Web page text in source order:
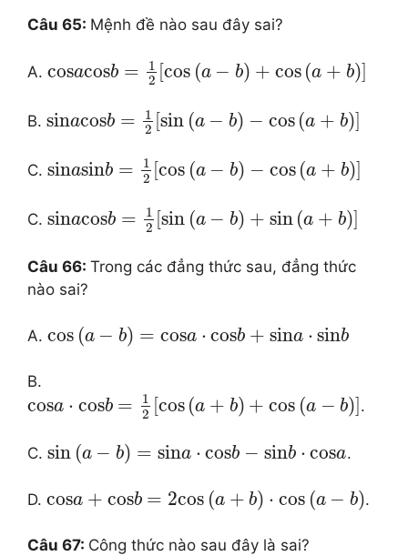
Câu 65: Mệnh đề nào sau đây sai?
A. cosacosb =
1
2 [cos (a − b) + cos (a + b)]
B. sinacosb =
1
2 [sin (a − b) − cos (a + b)]
C. sinasinb =
1
2 [cos (a − b) − cos (a + b)]
C. sinacosb =
1
2 [sin (a − b) + sin (a + b)]
Câu 66: Trong các đẳng thức sau, đẳng thức
nào sai?
A. cos (a − b) = cosa ⋅ cosb + sina ⋅ sinb
B.
cosa ⋅ cosb =
1
2 [cos (a + b) + cos (a − b)] .
C. sin (a − b) = sina ⋅ cosb − sinb ⋅ cosa.
D. cosa + cosb = 2cos (a + b) ⋅ cos (a − b).
Câu 67: Công thức nào sau đây là sai?